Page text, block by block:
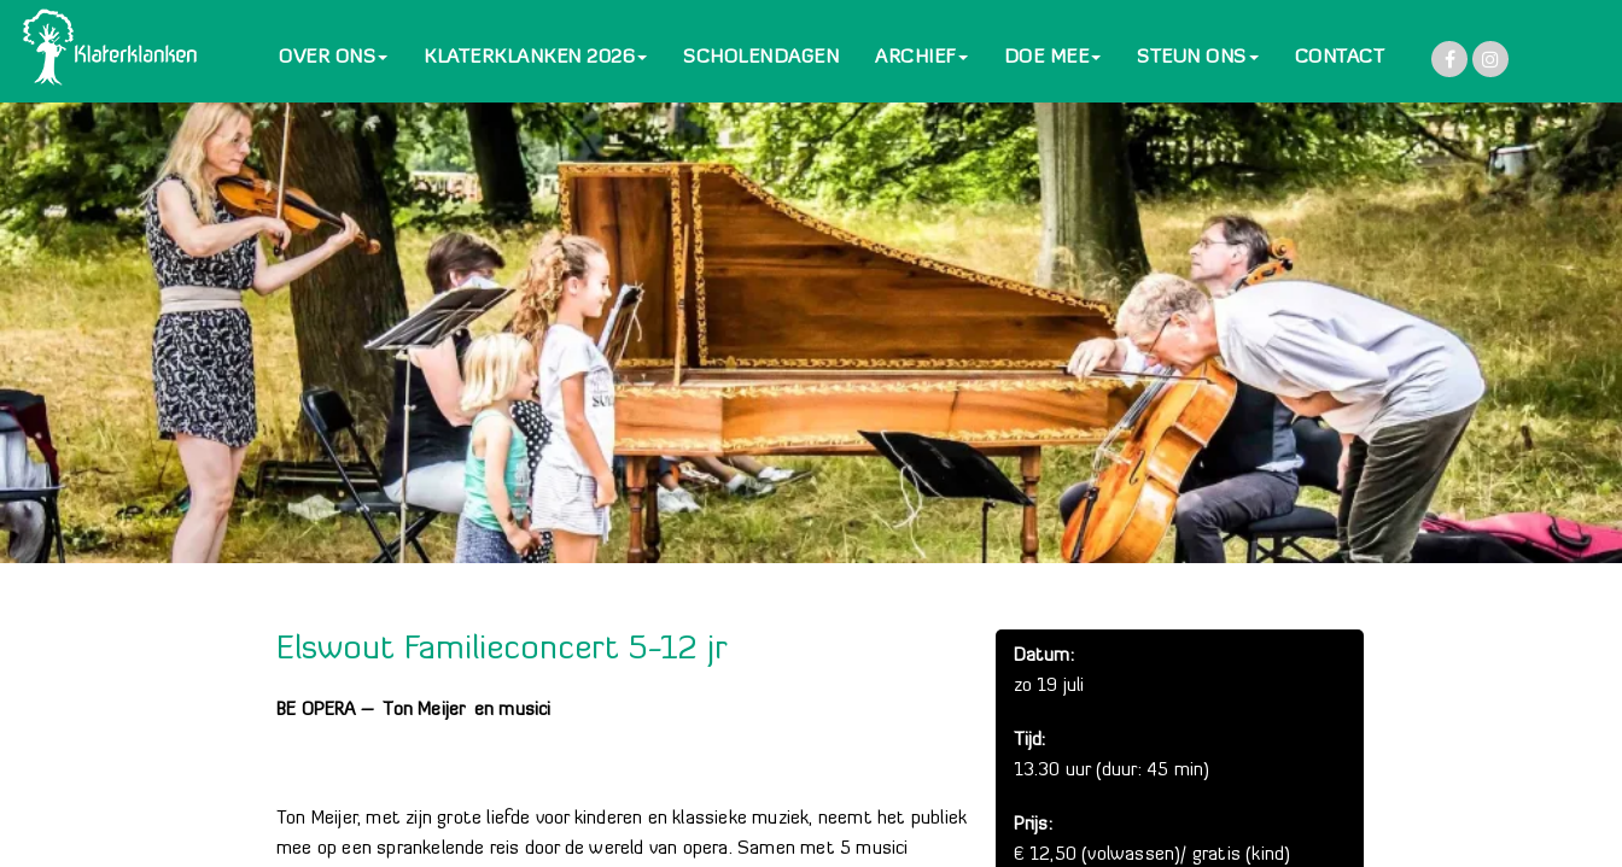
OVER ONS KLATERKLANKEN 2026 SCHOLENDAGEN ARCHIEF DOE MEE STEUN ONS CONTACT
Elswout Familieconcert 5-12 jr
BE OPERA – Ton Meijer en musici
Ton Meijer, met zijn grote liefde voor kinderen en klassieke muziek, neemt het publiek
mee op een sprankelende reis door de wereld van opera. Samen met 5 musici
Datum:
zo 19 juli
Tijd:
13.30 uur (duur: 45 min)
Prijs:
€ 12,50 (volwassen)/ gratis (kind)